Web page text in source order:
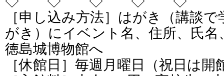
［申し込み方法］はがき（講談
がき）にイベント名、住所、氏
徳島城博物館へ
［休館日］毎週月曜日（祝日は開